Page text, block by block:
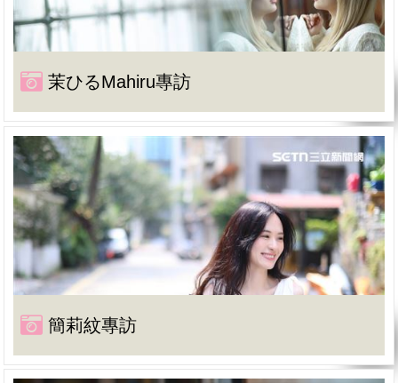
茉ひるMahiru專訪
簡莉紋專訪